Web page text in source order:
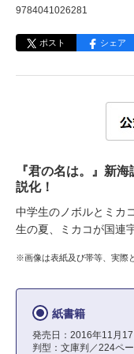
9784041026281
ポスト シェア
『君の名は。』新
説化！
中学生のノボルとミカ
生の夏、ミカコが国連
※画像は表紙及び帯等、実際
紙書籍
発売日：2016年11月17
判型：文庫判／224ペ